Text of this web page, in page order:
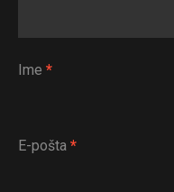
Ime *
E-pošta *